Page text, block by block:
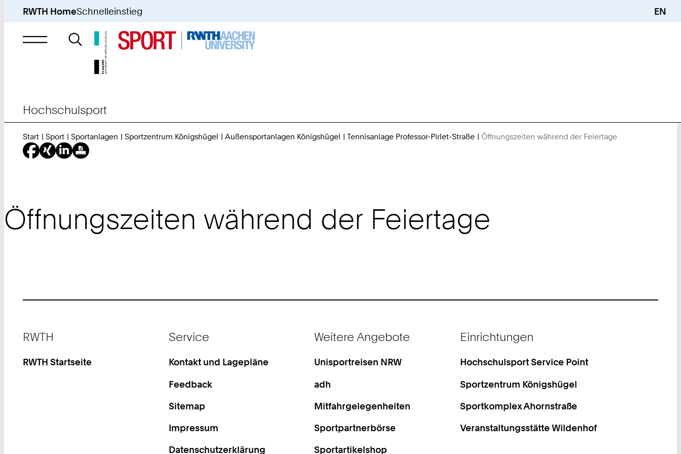
RWTH HomeSchnelleinstieg EN
Suche
nach
Hochschulsport
Start Sport Sportanlagen Sportzentrum Königshügel Außensportanlagen Königshügel Tennisanlage Professor-Pirlet-Straße Öffnungszeiten während der Feiertage
Öffnungszeiten während der Feiertage
RWTH
RWTH Startseite
Service
Kontakt und Lagepläne
Feedback
Sitemap
Impressum
Datenschutzerklärung
Weitere Angebote
Unisportreisen NRW
adh
Mitfahrgelegenheiten
Sportpartnerbörse
Sportartikelshop
Einrichtungen
Hochschulsport Service Point
Sportzentrum Königshügel
Sportkomplex Ahornstraße
Veranstaltungsstätte Wildenhof